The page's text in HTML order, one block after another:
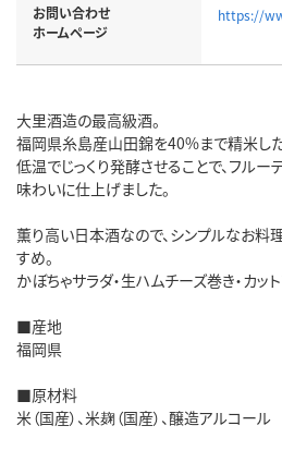
お問い合わせ
ホームページ
https://
大里酒造の最高級酒。
福岡県糸島産山田錦を40%まで精米し
低温でじっくり発酵させることで、フル
味わいに仕上げました。
薫り高い日本酒なので、シンプルなお料
すめ。
かぼちゃサラダ・生ハムチーズ巻き・カッ
■産地
福岡県
■原材料
米（国産）、米麹（国産）、醸造アルコール